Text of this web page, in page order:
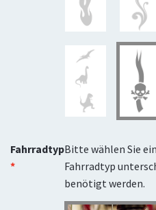
FahrradtypBitte wählen Sie
Fahrradtyp
benötigt werden.